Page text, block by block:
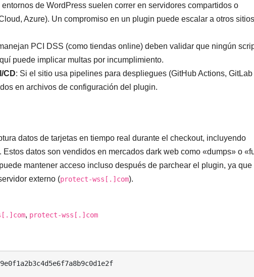
entornos de WordPress suelen correr en servidores compartidos o
Azure). Un compromiso en un plugin puede escalar a otros sitios
PCI DSS (como tiendas online) deben validar que ningún
puede implicar multas por incumplimiento.
CD: Si el sitio usa pipelines para despliegues (GitHub Actions, GitLab
en archivos de configuración del plugin.
datos de tarjetas en tiempo real durante el checkout, incluyendo
datos son vendidos en mercados dark web como «dumps» o
mantener acceso incluso después de parchear el plugin, ya que
externo (protect-wss[.]com).
, protect-wss[.]com